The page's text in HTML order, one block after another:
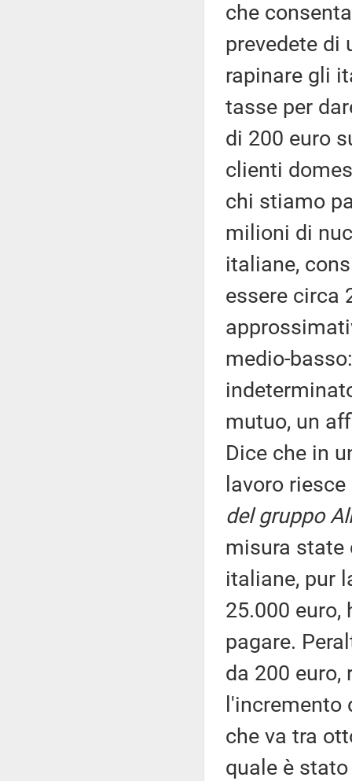
che
prevedete di
rapinare gli
tasse per
di 200 euro
clienti
chi stiamo
milioni di
italiane,
essere circa
medio-
mutuo, un
Dice che in
lavoro
del gruppo
misura state
italiane, pur
25.000 euro,
pagare.
da 200 euro,
che va tra
quale è